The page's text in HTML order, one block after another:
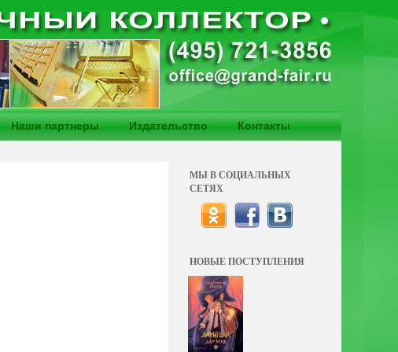
Наши партнеры Издательство Контакты
МЫ В СОЦИАЛЬНЫХ
СЕТЯХ
НОВЫЕ ПОСТУПЛЕНИЯ